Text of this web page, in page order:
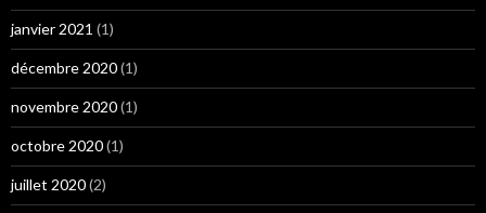
janvier 2021 (1)
décembre 2020(1)
novembre 2020(1)
octobre 2020(1)
juillet 2020(2)